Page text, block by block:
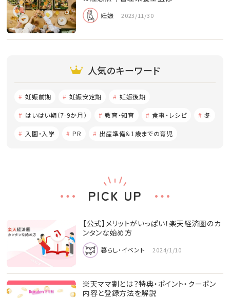
妊娠 2023/11/30
人気のキーワード
妊娠前期 妊娠安定期 妊娠後期
はいはい期（7-9か月） 教育・知育 食事・レシピ 冬
入園・入学 PR 出産準備＆1歳までの育児
PICK UP
【公式】メリットがいっぱい！楽天経済圏のカ
ンタンな始め方
暮らし・イベント 2024/1/10
楽天ママ割とは？特典・ポイント・クーポン
内容と登録方法を解説